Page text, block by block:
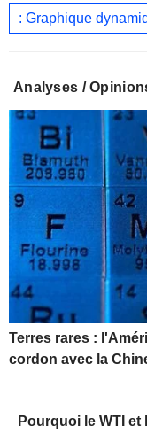
: Graphique
Analyses /
Terres rares :
cordon avec la
Pourquoi le WTI